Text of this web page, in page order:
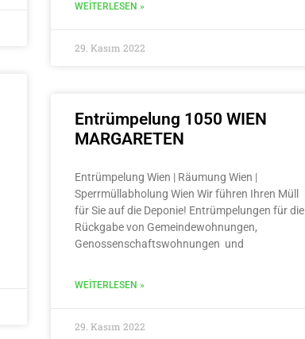
WEITERLESEN »
29. Kasım 2022
Entrümpelung 1050 WIEN
MARGARETEN
Entrümpelung Wien | Räumung Wien |
Sperrmüllabholung Wien Wir führen Ihren Müll
für Sie auf die Deponie! Entrümpelungen für die
Rückgabe von Gemeindewohnungen,
Genossenschaftswohnungen und
WEITERLESEN »
29. Kasım 2022